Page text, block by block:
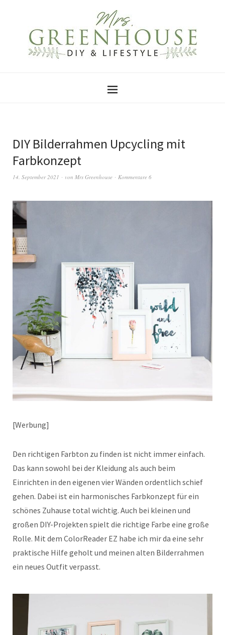
DIY Bilderrahmen Upcycling mit
Farbkonzept
14. September 2021 von Mrs Greenhouse Kommentare 6
[Werbung]
Den richtigen Farbton zu finden ist nicht immer einfach.
Das kann sowohl bei der Kleidung als auch beim
Einrichten in den eigenen vier Wänden ordentlich schief
gehen. Dabei ist ein harmonisches Farbkonzept für ein
schönes Zuhause total wichtig. Auch bei kleinen und
großen DIY-Projekten spielt die richtige Farbe eine große
Rolle. Mit dem ColorReader EZ habe ich mir da eine sehr
praktische Hilfe geholt und meinen alten Bilderrahmen
ein neues Outfit verpasst.